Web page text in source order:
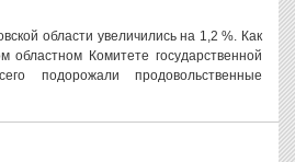
области увеличились на 1,2 %. Как
областном Комитете государственной
подорожали продовольственные